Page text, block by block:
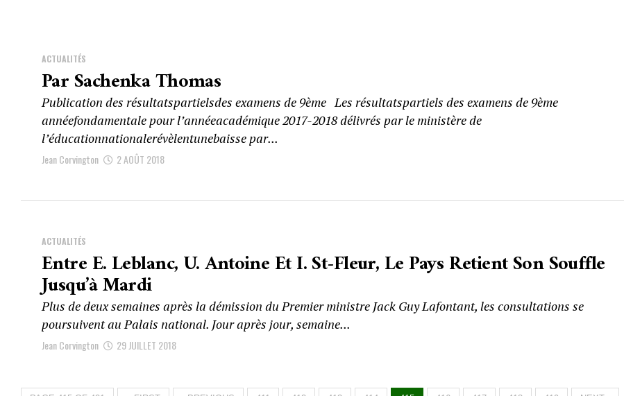
ACTUALITÉS
Par Sachenka Thomas
Publication des résultatspartielsdes examens de 9ème Les résultatspartiels des examens de 9ème
annéefondamentale pour l’annéeacadémique 2017-2018 délivrés par le ministère de
l’éducationnationalerévèlentunebaisse par...
Jean Corvington 2 AOÛT 2018
ACTUALITÉS
Entre E. Leblanc, U. Antoine Et I. St-Fleur, Le Pays Retient Son Souffle
Jusqu’à Mardi
Plus de deux semaines après la démission du Premier ministre Jack Guy Lafontant, les consultations se
poursuivent au Palais national. Jour après jour, semaine...
Jean Corvington 29 JUILLET 2018